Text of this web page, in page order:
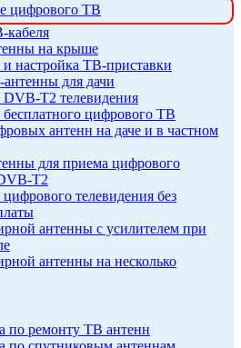
цифрового ТВ
кабеля
на крыше
настройка ТВ-приставки
для дачи
T2 телевидения
цифрового ТВ
антенн на даче и в частном
для приема цифрового
T2
телевидения без
антенны с усилителем при
антенны на несколько
по ремонту ТВ антенн